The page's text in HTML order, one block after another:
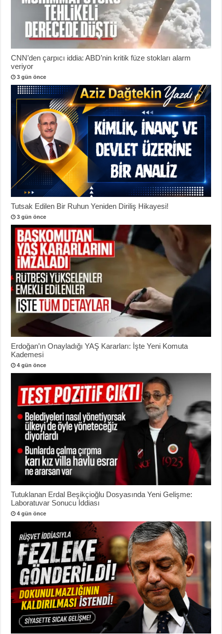
CNN’den çarpıcı iddia: ABD’nin kritik füze stokları alarm
veriyor
3 gün önce
Tutsak Edilen Bir Ruhun Yeniden Diriliş Hikayesi!
3 gün önce
Erdoğan’ın Onayladığı YAŞ Kararları: İşte Yeni Komuta
Kademesi
4 gün önce
Tutuklanan Erdal Beşikçioğlu Dosyasında Yeni Gelişme:
Laboratuvar Sonucu İddiası
4 gün önce